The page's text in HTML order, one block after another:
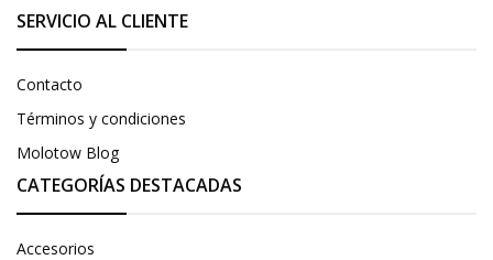
SERVICIO AL CLIENTE
Contacto
Términos y condiciones
Molotow Blog
CATEGORÍAS DESTACADAS
Accesorios